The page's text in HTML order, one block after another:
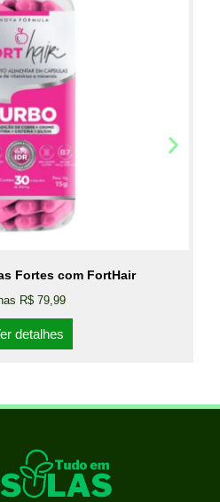
Fortes com FortHair
R$ 79,99
detalhes